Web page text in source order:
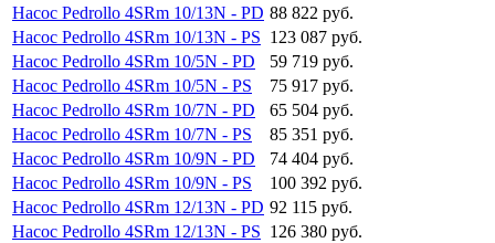
Насос Pedrollo 4SRm 10/13N - PD 88 822 руб.
Насос Pedrollo 4SRm 10/13N - PS 123 087 руб.
Насос Pedrollo 4SRm 10/5N - PD
59 719 руб.
Насос Pedrollo 4SRm 10/5N - PS
75 917 руб.
Насос Pedrollo 4SRm 10/7N - PD
65 504 руб.
Насос Pedrollo 4SRm 10/7N - PS
85 351 руб.
Насос Pedrollo 4SRm 10/9N - PD
74 404 руб.
Насос Pedrollo 4SRm 10/9N - PS
100 392 руб.
Насос Pedrollo 4SRm 12/13N - PD 92 115 руб.
Насос Pedrollo 4SRm 12/13N - PS 126 380 руб.